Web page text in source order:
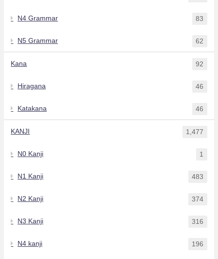
N4 Grammar 83
N5 Grammar 62
Kana 92
Hiragana 46
Katakana 46
KANJI 1,477
N0 Kanji 1
N1 Kanji 483
N2 Kanji 374
N3 Kanji 316
N4 kanji 196